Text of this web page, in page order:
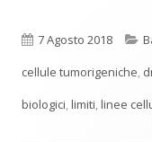
Pubblicato
7 Agosto 2018
cellule tumorigeniche
biologici limiti linee